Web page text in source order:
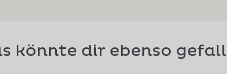
könnte dir ebenso